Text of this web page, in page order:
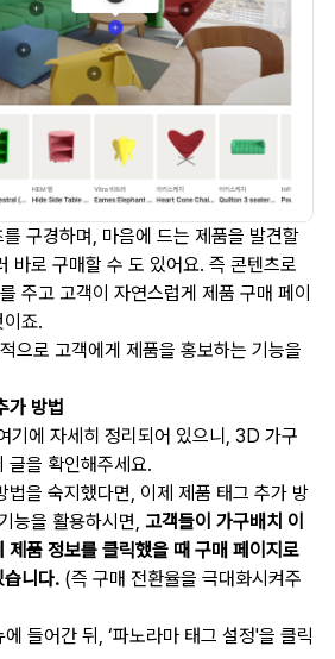
구경하며, 마음에 드는 제품을 발견할
바로 구매할 수 도 있어요. 즉 콘텐츠로
주고 고객이 자연스럽게 제품 구매 페이
죠.
으로 고객에게 제품을 홍보하는 기능을
가 방법
기에 자세히 정리되어 있으니, 3D 가구
글을 확인해주세요.
법을 숙지했다면, 이제 제품 태그 추가 방
능을 활용하시면, 고객들이 가구배치 이
제품 정보를 클릭했을 때 구매 페이지로
니다.(즉 구매 전환율을 극대화시켜주
들어간 뒤, ‘파노라마 태그 설정'을 클릭